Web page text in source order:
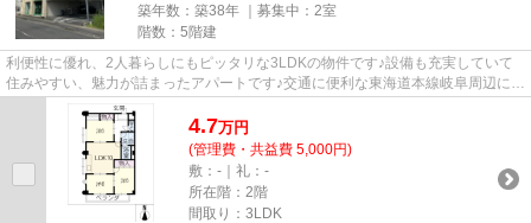
築年数：築38年 ｜募集中： 2室
階数：5階建
利便性に優れ、2人暮らしにもピッタリな3LDKの物件です♪設備も充実していて
住みやすい、魅力が詰まったアパートです♪交通に便利な東海道本線岐阜周辺にあ
る賃貸物件をご覧になってくだ...
4.7万円
(管理費・共益費 5,000円)
敷：-｜礼：-
所在階：2階
間取り：3LDK